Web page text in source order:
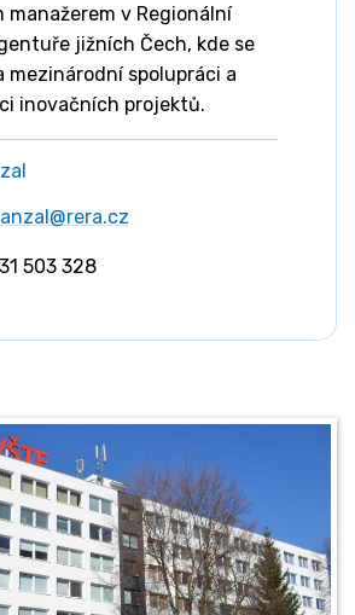
manažerem v Regionální
jižních Čech, kde se
mezinárodní spolupráci a
inovačních projektů.
503 328